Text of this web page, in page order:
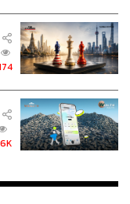
างแท้จริง
คนเมืองอย่างมาก
นา ก็ยังถือเป็นโลเค
สซิเดนเซส ปักหมุด
ในเมือง’ ทำเล
ทาง ไม่ว่าจะเดิน